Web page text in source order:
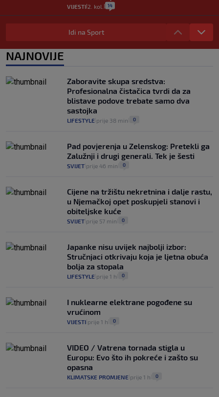
VIJESTI 2. kol. 14
"Kći je otišla na more, a zaboravila
zdravstvenu iskaznicu". Kakva su prava
pacijenata izvan mjesta prebivališta?
1
Plenković na 15 dana ukine mjere: "Ne bi
se dogodilo ništa. Vlada se zaljubila u te
intervencije"
30. srp. 25
Idi na Sport
NAJNOVIJE
Zaboravite skupa sredstva:
Profesionalna čistačica tvrdi da za
blistave podove trebate samo dva
sastojka
LIFESTYLE prije 38 min 0
Pad povjerenja u Zelenskog: Pretekli ga
Zalužnji i drugi generali. Tek je šesti
SVIJET prije 46 min 0
Cijene na tržištu nekretnina i dalje rastu,
u Njemačkoj opet poskupjeli stanovi i
obiteljske kuće
SVIJET prije 57 min 0
Japanke nisu uvijek najbolji izbor:
Stručnjaci otkrivaju koja je ljetna obuća
bolja za stopala
LIFESTYLE prije 1 h 0
I nuklearne elektrane pogođene su
vrućinom
VIJESTI prije 1 h 0
VIDEO / Vatrena tornada stigla u
Europu: Evo što ih pokreće i zašto su
opasna
KLIMATSKE PROMJENE prije 1 h 0